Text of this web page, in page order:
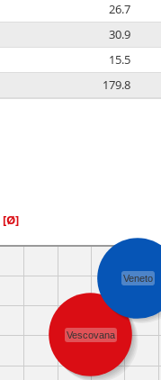
26.7
30.9
15.5
179.8
[Ø]
Vescovana
Veneto